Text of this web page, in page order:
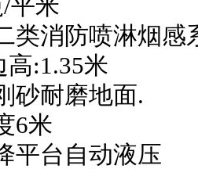
平米
类消防喷淋烟感
:1.35米
砂耐磨地面.
6米
平台自动液压